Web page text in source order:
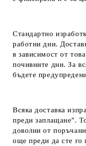
Стандартно
работни дни.
в зависимост от
почивните дни. За
бъдете
Всяка доставка
преди заплащане".
доволни от
още преди да сте го